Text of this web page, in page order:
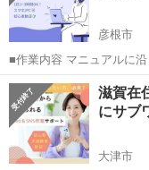
彦根市
■作業内容 マニュアルに沿って行う文字入力、 求人記事の作成、お問
い合わせ対応、 SNS運営などを
でも安心して始められま
...
滋賀 彦根市 キャ
滋賀在
にサブ
大津市